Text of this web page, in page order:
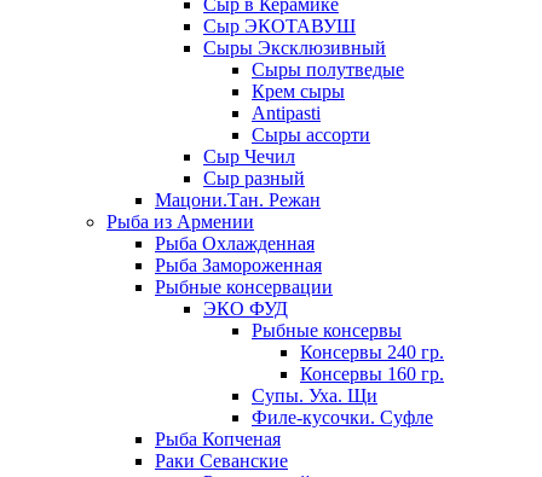
Сыр в Керамике
Сыр ЭКОТАВУШ
Сыры Эксклюзивный
Сыры полутведые
Крем сыры
Antipasti
Сыры ассорти
Сыр Чечил
Сыр разный
Мацони.Тан. Режан
Рыба из Армении
Рыба Охлажденная
Рыба Замороженная
Рыбные консервации
ЭКО ФУД
Рыбные консервы
Консервы 240 гр.
Консервы 160 гр.
Супы. Уха. Щи
Филе-кусочки. Суфле
Рыба Копченая
Раки Севанские